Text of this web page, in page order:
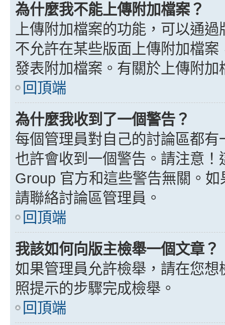
為什麼我不能上傳附加檔案？
上傳附加檔案的功能，可以通
不允許在某些版面上傳附加檔
發表附加檔案。有關於上傳附
回頂端
為什麼我收到了一個警告？
每個管理員對自己的討論區都
也許會收到一個警告。請注意
Group 官方和這些警告無關。
請聯絡討論區管理員。
回頂端
我該如何向版主檢舉一個文章？
如果管理員允許檢舉，請在您
照提示的步驟完成檢舉。
回頂端